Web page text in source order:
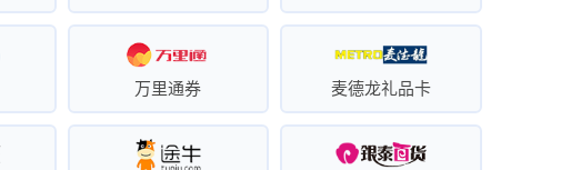
万里通券 麦德龙礼品卡